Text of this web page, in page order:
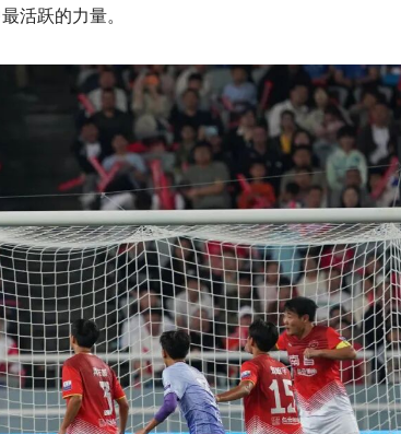
活跃的力量。